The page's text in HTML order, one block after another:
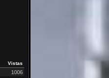
Vistas
1006